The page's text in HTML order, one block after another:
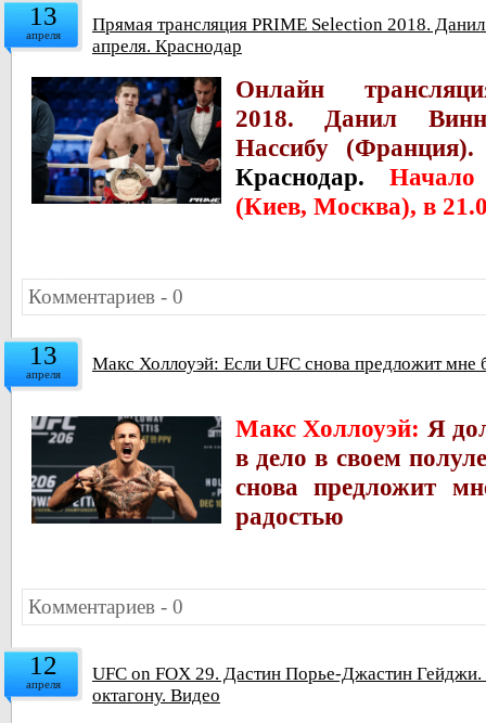
13
апреля
Прямая трансляция PRIME Selection 2018.
апреля. Краснодар
Онлайн
2018. Данил
Нассибу (Франция).
Краснодар.
(Киев, Москва), в
Комментариев - 0
13
апреля Макс Холлоуэй: Если UFC снова предложит мне
Макс Холлоуэй: Я
в дело в своем
снова предложит
радостью
Комментариев - 0
12
апреля
UFC on FOX 29. Дастин Порье-Джастин
октагону. Видео